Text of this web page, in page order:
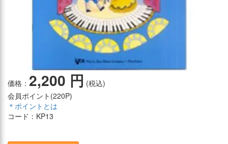
価格： 2,200 円 (税込)
会員ポイント(220P)
＊ポイントとは
コード：KP13